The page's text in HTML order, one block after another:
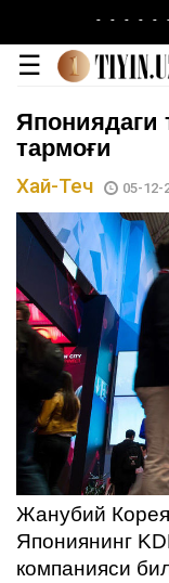
lotin
кирилл
Категориялар
Сайтдан
Фойдаланиш
Лойиҳа
ҳақида
Алоқа
☰
Япониядаги
тармоғи
Хай-Теч 05-12-
Жанубий
Япониянинг
компанияси